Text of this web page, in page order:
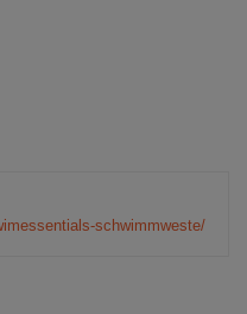
schwimmweste/